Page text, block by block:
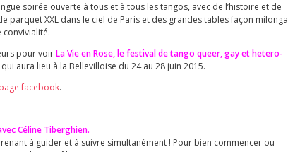
soirée ouverte à tous et à tous les tangos, avec de l’histoire et de
parquet XXL dans le ciel de Paris et des grandes tables façon milonga
pour voirLa Vie en Rose, le festival de tango queer, gay et hetero-
aura lieu à la Bellevilloise du 24 au 28 juin 2015.
page facebook.
Céline Tiberghien.
à guider et à suivre simultanément ! Pour bien commencer ou